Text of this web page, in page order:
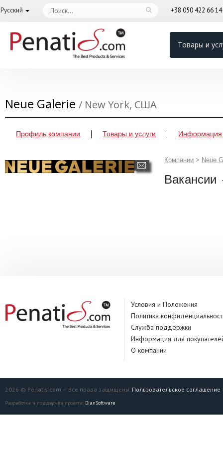
Русский +38 050 422 66 14
Товары и
Neue Galerie / New York, США
Профиль компании Товары и услуги Информация
Компании > Neue
Вакансии
Условия и Положения
Политика
Служба поддержки
Информация для
О компании
2026 © Penatis.com — Все права защищены. Пользовательское соглашение
Разработка и поддержка проекта: DianSoftware